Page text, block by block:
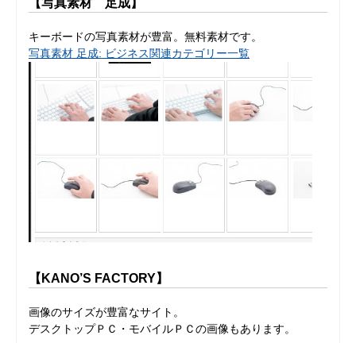
キーボードの写真素材が豊富。無料素材です。
写真素材 足成: ビジネス関連カテゴリー一覧
【KANO’S FACTORY】
画像のサイズが豊富なサイト。
デスクトップＰＣ・モバイルＰＣの画像もあります。